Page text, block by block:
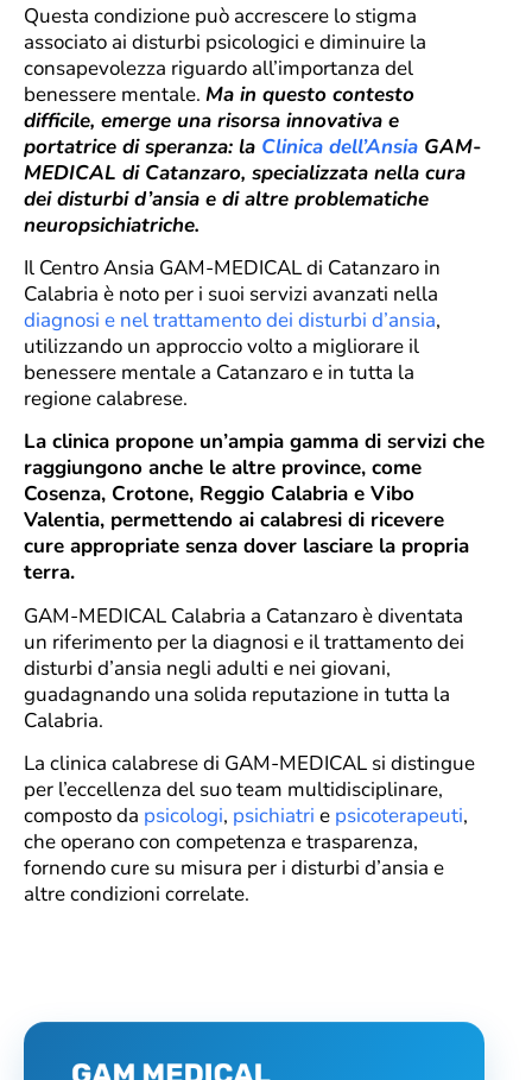
Questa condizione può accrescere lo stigma
associato ai disturbi psicologici e diminuire la
consapevolezza riguardo all’importanza del
benessere mentale. Ma in questo contesto
difficile, emerge una risorsa innovativa e
portatrice di speranza: la Clinica dell’Ansia GAM-
MEDICAL di Catanzaro, specializzata nella cura
dei disturbi d’ansia e di altre problematiche
neuropsichiatriche.
Il Centro Ansia GAM-MEDICAL di Catanzaro in
Calabria è noto per i suoi servizi avanzati nella
diagnosi e nel trattamento dei disturbi d’ansia,
utilizzando un approccio volto a migliorare il
benessere mentale a Catanzaro e in tutta la
regione calabrese.
La clinica propone un’ampia gamma di servizi che
raggiungono anche le altre province, come
Cosenza, Crotone, Reggio Calabria e Vibo
Valentia, permettendo ai calabresi di ricevere
cure appropriate senza dover lasciare la propria
terra.
GAM-MEDICAL Calabria a Catanzaro è diventata
un riferimento per la diagnosi e il trattamento dei
disturbi d’ansia negli adulti e nei giovani,
guadagnando una solida reputazione in tutta la
Calabria.
La clinica calabrese di GAM-MEDICAL si distingue
per l’eccellenza del suo team multidisciplinare,
composto da psicologi, psichiatri e psicoterapeuti,
che operano con competenza e trasparenza,
fornendo cure su misura per i disturbi d’ansia e
altre condizioni correlate.